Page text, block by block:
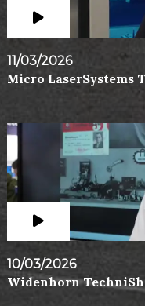
11/03/2026
Micro LaserSystems
10/03/2026
Widenhorn